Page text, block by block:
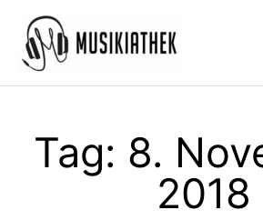
Inhalt
springen
Tag: 8.
2018